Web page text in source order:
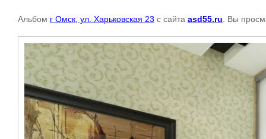
Альбом г Омск, ул. Харьковская 23 с сайта asd55.ru . Вы